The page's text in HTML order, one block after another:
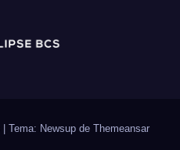
Tema: Newsup de Themeansar